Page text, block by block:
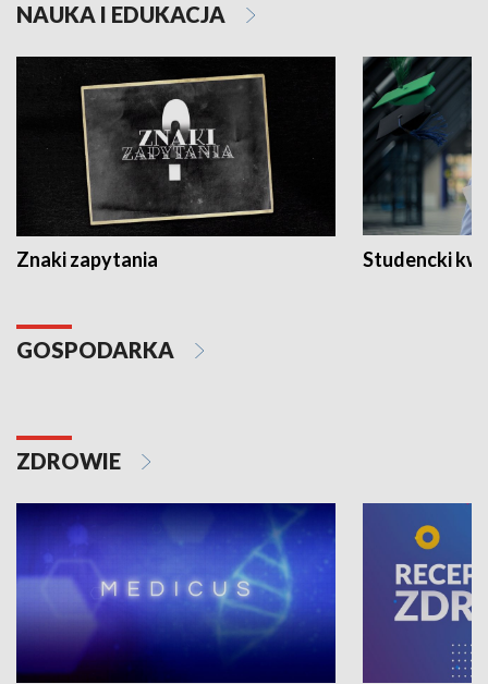
NAUKA I EDUKACJA
Znaki zapytania Studencki
GOSPODARKA
ZDROWIE